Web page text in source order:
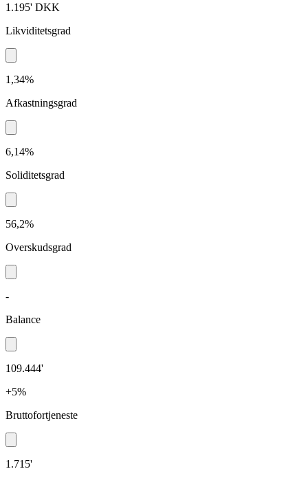
1.195' DKK
Likviditetsgrad
1,34%
Afkastningsgrad
6,14%
Soliditetsgrad
56,2%
Overskudsgrad
-
Balance
109.444'
+5%
Bruttofortjeneste
1.715'